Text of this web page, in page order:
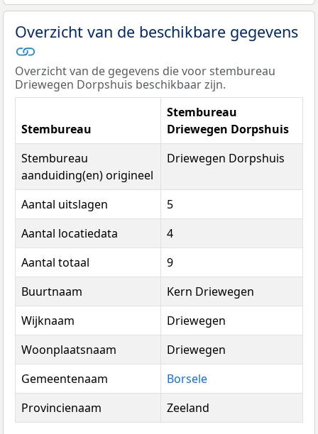
Overzicht van de beschikbare gegevens
Overzicht van de gegevens die voor stembureau
Driewegen Dorpshuis beschikbaar zijn.
Stembureau
Stembureau
Driewegen Dorpshuis
Stembureau
aanduiding(en) origineel
Driewegen Dorpshuis
Aantal uitslagen
5
Aantal locatiedata
4
Aantal totaal
9
Buurtnaam
Kern Driewegen
Wijknaam
Driewegen
Woonplaatsnaam
Driewegen
Gemeentenaam
Borsele
Provincienaam
Zeeland